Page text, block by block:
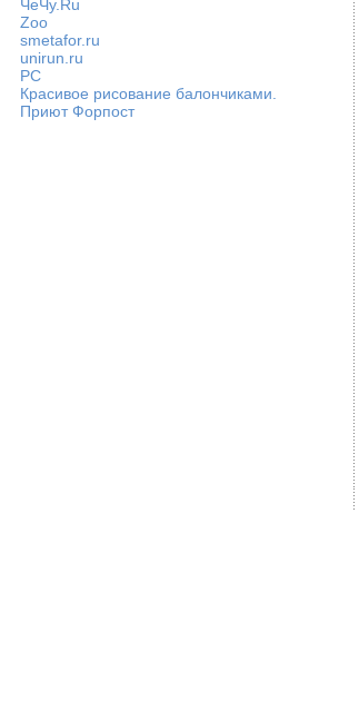
ЧеЧу.Ru
Zoo
smetafor.ru
unirun.ru
PC
Красивое рисование балончиками.
Приют Форпост